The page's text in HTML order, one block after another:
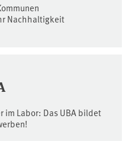
Nachhaltigkeit
im Labor: Das UBA bildet